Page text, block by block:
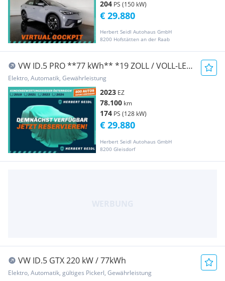
204 PS (150 kW)
Herbert Seidl Autohaus GmbH
8200 Hofstätten an der Raab
€ 29.880
VW ID.5 PRO **77 kWh** *19 ZOLL / VOLL-LED
/ KOMOR...
Elektro, Automatik, Gewährleistung
2023 EZ
78.100 km
174 PS (128 kW)
Herbert Seidl Autohaus GmbH
8200 Gleisdorf
€ 29.880
VW ID.5 GTX 220 kW / 77kWh
Elektro, Automatik, gültiges Pickerl, Gewährleistung